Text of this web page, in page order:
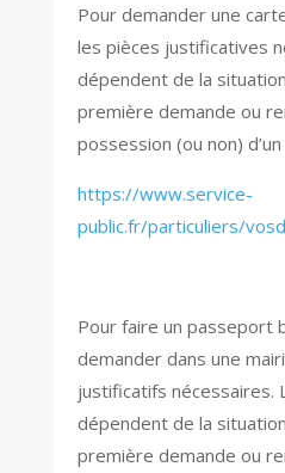
Pour demander une
les pièces justificatives
dépendent de la
première demande ou
possession (ou non)
https://www.service-
public.fr/particuliers/
Pour faire un passeport
demander dans une
justificatifs nécessaires.
dépendent de la
première demande ou